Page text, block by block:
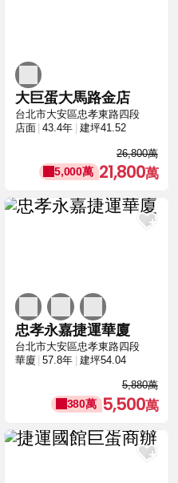
大巨蛋大馬路金店
台北市大安區忠孝東路四段
店面
43.4年 建坪41.52
26,800萬
5,000萬 21,800
忠孝永嘉捷運華廈
台北市大安區忠孝東路四段
華廈
57.8年 建坪54.04
5,880萬
380萬 5,500